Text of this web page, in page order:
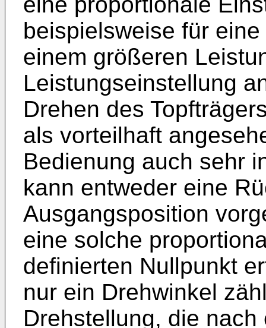
beispielsweise für
einem größeren
Leistungseinstellung
Drehen des
als vorteilhaft
Bedienung auch sehr
kann entweder eine
Ausgangsposition
eine solche
definierten Nullpunkt
nur ein Drehwinkel
Drehstellung, die